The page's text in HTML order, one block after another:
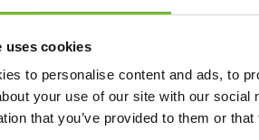
uses cookies
to personalise content and ads, to
your use of our site with our
that you’ve provided to them or
in het veld aan welke
om wat voor soort onderhoud het
meldingen in gemeente Moerdijk
de gemeente kunnen via de
die met het beheer van de